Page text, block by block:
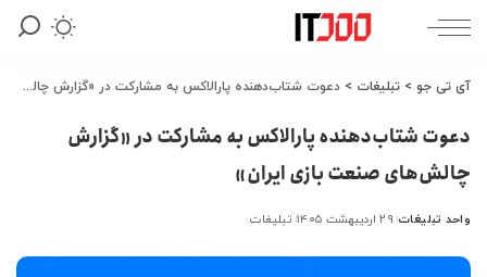
آی تی جو > تبلیغات > دعوت شتاب‌دهنده پارالاکس به مشارکت در «گزارش چالش‌های صنعت بازی ایران»
دعوت شتاب‌دهنده پارالاکس به مشارکت در «گزارش
چالش‌های صنعت بازی ایران»
ارسال
توسط
واحد تبلیغات ۲۹ اردیبهشت ۱۴۰۵ تبلیغات